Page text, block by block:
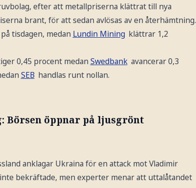
efter att metallpriserna klättrat till nya
brant, för att sedan avlösas av en återhämtning.
tisdagen, medan Lundin Mining klättrar 1,2
0,45 procent medan Swedbank avancerar 0,3
SEB handlas runt nollan.
Börsen öppnar på ljusgrönt
anklagar Ukraina för en attack mot Vladimir
bekräftade, men experter menar att uttalåtandet